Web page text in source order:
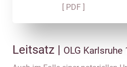
[ PDF ]
Leitsatz | OLG